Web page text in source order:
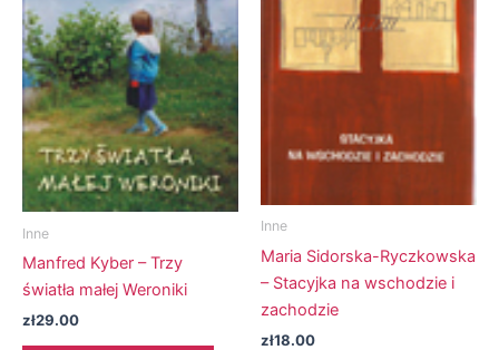
Inne
Manfred Kyber – Trzy
światła małej Weroniki
zł29.00
Inne
Maria Sidorska-Ryczkowska
– Stacyjka na wschodzie i
zachodzie
zł18.00